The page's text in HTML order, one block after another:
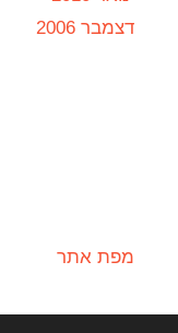
דצמבר 2006
מפת אתר